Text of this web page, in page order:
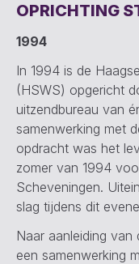
OPRICHTING
1994
In 1994 is de
(HSWS) opgericht
uitzendbureau van
samenwerking met
opdracht was het
zomer van 1994
Scheveningen.
slag tijdens dit
Naar aanleiding
een samenwerking